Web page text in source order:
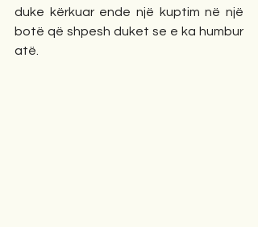
duke kërkuar ende një kuptim në një
botë që shpesh duket se e ka humbur
atë.